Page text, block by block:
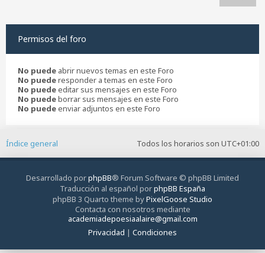
Permisos del foro
No puede abrir nuevos temas en este Foro
No puederesponder a temas en este Foro
No puedeeditar sus mensajes en este Foro
No puedeborrar sus mensajes en este Foro
No puedeenviar adjuntos en este Foro
Todos los horarios son UTC+01:00
Índice general
Desarrollado porphpBB® Forum Software © phpBB Limited
Traducción al español porphpBB España
phpBB 3 Quarto theme byPixelGoose Studio
Contacta con nosotros mediante
academiadepoesiaalaire@gmail.com
Privacidad | Condiciones